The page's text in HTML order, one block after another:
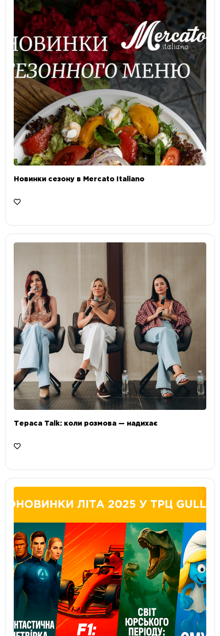
Новинки сезону в Mercato Italiano
Тераса Talk: коли розмова — надихає